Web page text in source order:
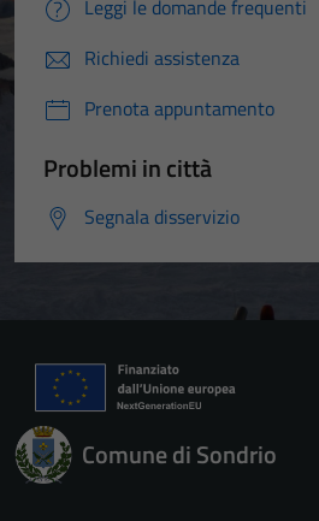
Leggi le domande frequenti
Richiedi assistenza
Prenota appuntamento
Problemi in città
Segnala disservizio
Comune di Sondrio